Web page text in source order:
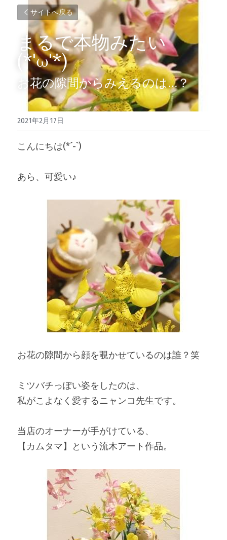
サイトへ戻る
まるで本物みたい
(*'ω'*)
お花の隙間からみえるのは…？
2021年2月17日
こんにちは(*´-`)
あら、可愛い♪
お花の隙間から顔を覗かせているのは誰？笑
ミツバチっぽい姿をしたのは、
私がこよなく愛するニャンコ先生です。
当店のオーナーが手がけている、
【カムタマ】という流木アート作品。